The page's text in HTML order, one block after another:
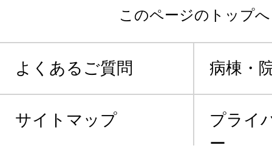
このページのトップへ
よくあるご質問 病棟・
サイトマップ
プライ
ー